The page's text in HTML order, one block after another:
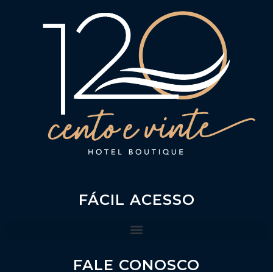
FÁCIL ACESSO
FALE CONOSCO